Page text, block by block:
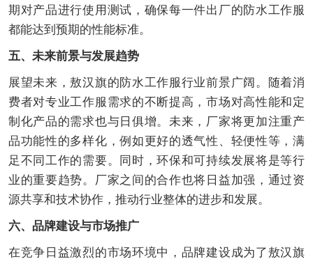
期对产品进行使用测试，确保每一件出厂的防水工作服
都能达到预期的性能标准。
五、未来前景与发展趋势
展望未来，敖汉旗的防水工作服行业前景广阔。随着消
费者对专业工作服需求的不断提高，市场对高性能和定
制化产品的需求也与日俱增。未来，厂家将更加注重产
品功能性的多样化，例如更好的透气性、轻便性等，满
足不同工作的需要。同时，环保和可持续发展将是等行
业的重要趋势。厂家之间的合作也将日益加强，通过资
源共享和技术协作，推动行业整体的进步和发展。
六、品牌建设与市场推广
在竞争日益激烈的市场环境中，品牌建设成为了敖汉旗